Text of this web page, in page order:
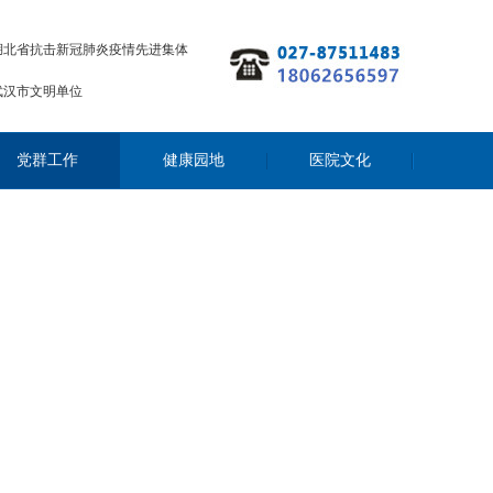
北省抗击新冠肺炎疫情先进集体
汉市文明单位
党群工作 健康园地 医院文化